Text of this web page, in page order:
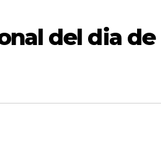
del dia de